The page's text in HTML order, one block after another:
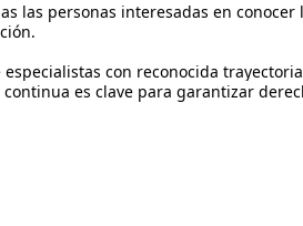
las personas interesadas en
con reconocida
es clave para garantizar